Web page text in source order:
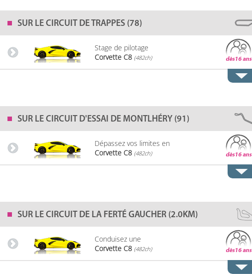
SUR LE CIRCUIT DE TRAPPES (78)
Stage de pilotage
Corvette C8 (482ch)
SUR LE CIRCUIT D'ESSAI DE MONTLHÉRY (91)
Dépassez vos limites en
Corvette C8 (482ch)
SUR LE CIRCUIT DE LA FERTÉ GAUCHER (2.0KM)
Conduisez une
Corvette C8 (482ch)